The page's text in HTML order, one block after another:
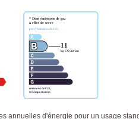
annuelles d'énergie pour un usage